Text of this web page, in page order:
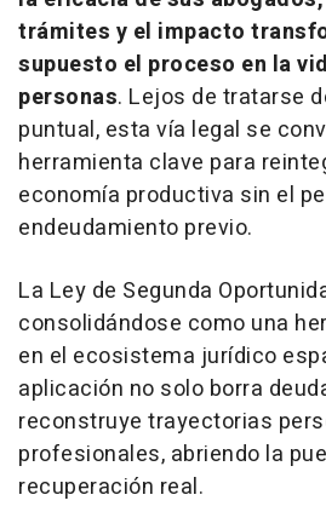
trámites y el impacto
supuesto el proceso en la
personas. Lejos de tratarse
puntual, esta vía legal se
herramienta clave para
economía productiva sin el
endeudamiento previo.
La Ley de Segunda
consolidándose como una
en el ecosistema jurídico
aplicación no solo borra
reconstruye trayectorias
profesionales, abriendo la
recuperación real.